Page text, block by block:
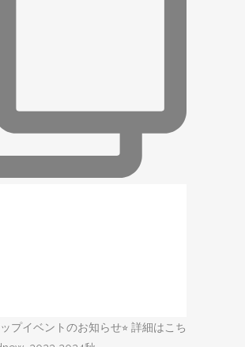
プイベントのお知らせ⭐︎ 詳細はこち